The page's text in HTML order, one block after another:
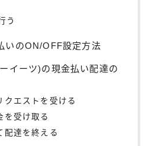
う
いのON/OFF設定方法
イーツ)の現金払い配達の
エストを受ける
受け取る
達を終える